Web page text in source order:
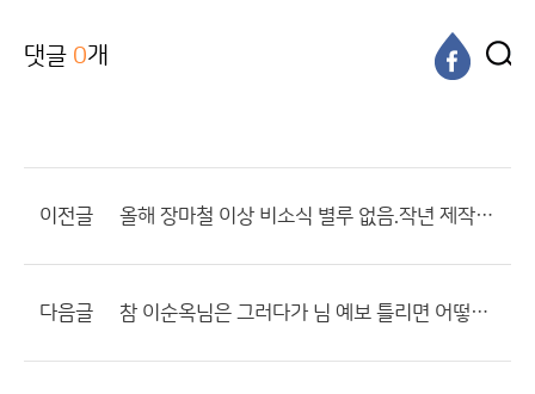
댓글 0개
이전글 올해 장마철 이상 비소식 별루 없음.작년 제작년 비교하면??
다음글 참 이순옥님은 그러다가 님 예보 틀리면 어떻하실려고?????